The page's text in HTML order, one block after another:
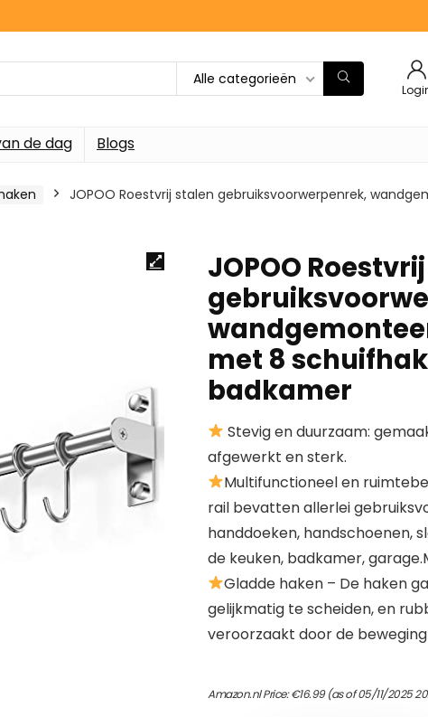
Alle categorieën
de dag Blogs
JOPOO Roestvrij stalen gebruiksvoorwerpenrek,
JOPOO
met 8
badkamer
Stevig en duurzaam:
afgewerkt en sterk.
Multifunctioneel en
rail bevatten allerlei
handdoeken, handschoenen,
de keuken, badkamer,
Gladde haken – De haken
gelijkmatig te scheiden, en
veroorzaakt door de
Amazon.nl Price:€16.99(as of 05/11/2025